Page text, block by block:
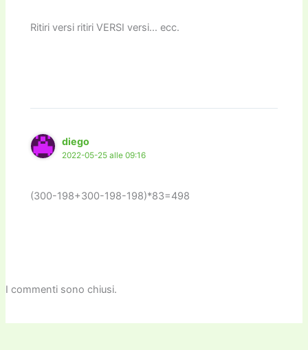
Ritiri versi ritiri VERSI versi… ecc.
diego
2022-05-25 alle 09:16
(300-198+300-198-198)*83=498
I commenti sono chiusi.